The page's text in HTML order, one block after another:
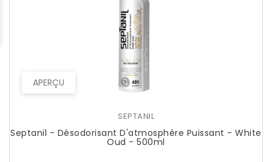
APERÇU
SEPTANIL
Septanil - Désodorisant D'atmosphère Puissant - White
Oud - 500ml